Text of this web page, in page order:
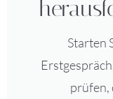
Starten
prüfen,